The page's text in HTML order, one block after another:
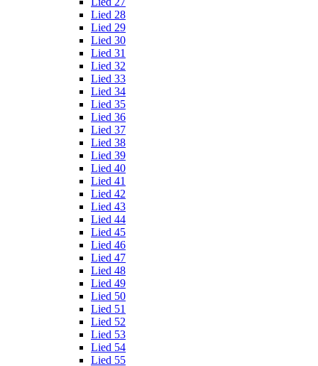
Lied 28
Lied 29
Lied 30
Lied 31
Lied 32
Lied 33
Lied 34
Lied 35
Lied 36
Lied 37
Lied 38
Lied 39
Lied 40
Lied 41
Lied 42
Lied 43
Lied 44
Lied 45
Lied 46
Lied 47
Lied 48
Lied 49
Lied 50
Lied 51
Lied 52
Lied 53
Lied 54
Lied 55